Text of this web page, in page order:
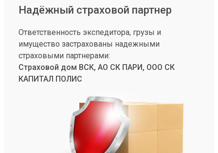
Надёжный страховой партнер
Ответственность экспедитора, грузы и
имущество застрахованы надежными
страховыми партнерами:
Страховой дом ВСК, АО СК ПАРИ, ООО СК
КАПИТАЛ ПОЛИС